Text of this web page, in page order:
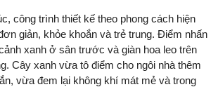
công trình thiết kế theo phong cách hiện
giản, khỏe khoắn và trẻ trung. Điểm nhấn
xanh ở sân trước và giàn hoa leo trên
Cây xanh vừa tô điểm cho ngôi nhà thêm
vừa đem lại không khí mát mẻ và trong